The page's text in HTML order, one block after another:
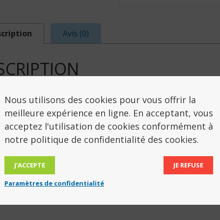
Avis (0)
Gymnic dynamique recommandé pour tous les
et sans impact. Recommandé pour la méthode
texture ultra-douce, sont équipés de la
un guide d’exercices.
65 cm adapté en exercice assis pour une taille
autorisé 300 kg. Couleur blanc nacré.
Nous utilisons des cookies pour vous offrir la
meilleure expérience en ligne. En acceptant, vous
acceptez l'utilisation de cookies conformément à
notre politique de confidentialité des cookies.
J’ACCEPTE JE REFUSE
Paramètres de confidentialité